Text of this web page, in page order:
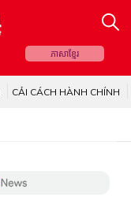
ភាសាខ្មែរ
CẢI CÁCH HÀNH CHÍNH